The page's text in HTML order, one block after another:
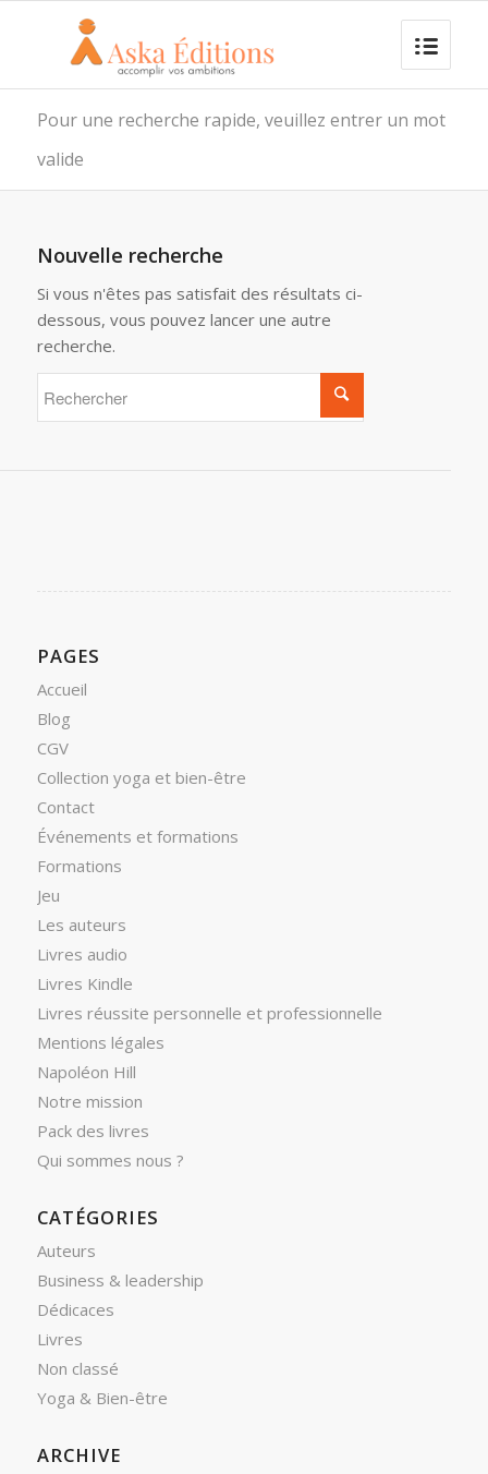
Pour une recherche rapide, veuillez entrer un mot
valide
Nouvelle recherche
Si vous n'êtes pas satisfait des résultats ci-
dessous, vous pouvez lancer une autre
recherche.
PAGES
Accueil
Blog
CGV
Collection yoga et bien-être
Contact
Événements et formations
Formations
Jeu
Les auteurs
Livres audio
Livres Kindle
Livres réussite personnelle et professionnelle
Mentions légales
Napoléon Hill
Notre mission
Pack des livres
Qui sommes nous ?
CATÉGORIES
Auteurs
Business & leadership
Dédicaces
Livres
Non classé
Yoga & Bien-être
ARCHIVE